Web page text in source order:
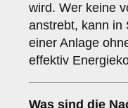
wird. Wer keine
anstrebt, kann in
einer Anlage
effektiv
Was sind die